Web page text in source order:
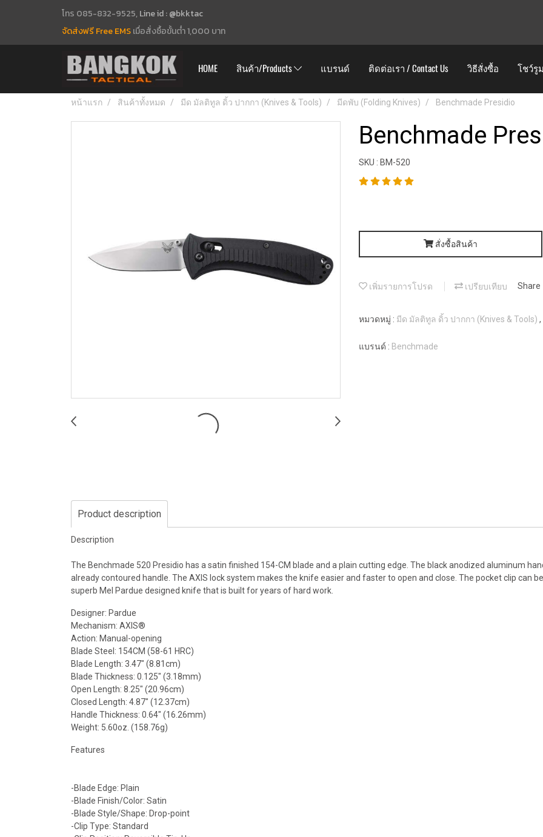
โทร 085-832-9525, Line id : @bkktac
จัดส่งฟรี Free EMSเมื่อสั่งซื้อขั้นต่ำ 1,000 บาท
HOME สินค้า/Products แบรนด์ ติดต่อเรา / Contact Us วิธีสั่งซื้อ โชว์รูม
หน้าแรก สินค้าทั้งหมด มีด มัลติทูล ดิ้ว ปากกา (Knives & Tools) มีดพับ (Folding Knives) Benchmade Presidio
Benchmade
SKU : BM-520
สั่งซื้อสินค้า
เพิ่มรายการโปรด เปรียบเทียบ Share
หมวดหมู่ : มีด มัลติทูล ดิ้ว ปากกา (Knives & Tools) ,
แบรนด์ : Benchmade
Product description
Description
The Benchmade 520 Presidio has a satin finished 154-CM blade and a plain cutting edge. The black anodized aluminum
already contoured handle. The AXIS lock system makes the knife easier and faster to open and close. The pocket clip can
superb Mel Pardue designed knife that is built for years of hard work.
Designer: Pardue
Mechanism: AXIS®
Action: Manual-opening
Blade Steel: 154CM (58-61 HRC)
Blade Length: 3.47" (8.81cm)
Blade Thickness: 0.125" (3.18mm)
Open Length: 8.25" (20.96cm)
Closed Length: 4.87" (12.37cm)
Handle Thickness: 0.64" (16.26mm)
Weight: 5.60oz. (158.76g)
Features
-Blade Edge: Plain
-Blade Finish/Color: Satin
-Blade Style/Shape: Drop-point
-Clip Type: Standard